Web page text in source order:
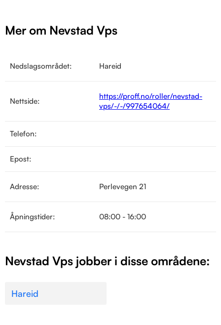
Mer om Nevstad Vps
Nedslagsområdet: Hareid
Nettside:
https://proff.no/roller/nevstad-
vps/-/-/997654064/
Telefon:
Epost:
Adresse: Perlevegen 21
Åpningstider: 08:00 - 16:00
Nevstad Vps jobber i disse områdene:
Hareid